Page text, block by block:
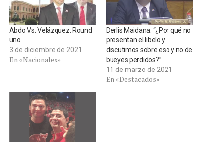
Abdo Vs. Velázquez: Round
uno
3 de diciembre de 2021
En «Nacionales»
Derlis Maidana: “¿Por qué no
presentan el libelo y
discutimos sobre eso y no de
bueyes perdidos?”
11 de marzo de 2021
En «Destacados»